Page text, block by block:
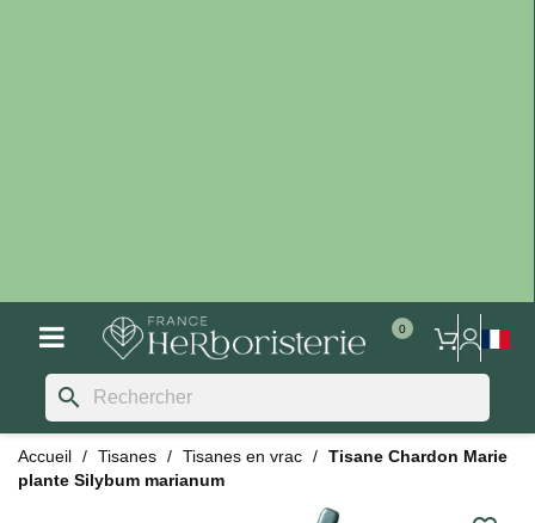
search
Accueil Tisanes Tisanes en vrac
Tisane Chardon Marie
plante Silybum marianum